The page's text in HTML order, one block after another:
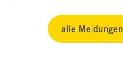
alle Meldungen